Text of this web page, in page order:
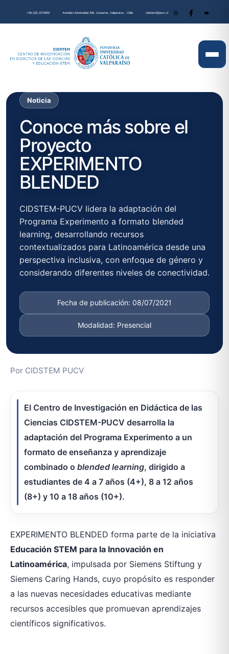
+56 (32) 2273000 Avenida Universidad 330, Curauma, Valparaíso , Chile cidstem@pucv.cl
Noticia
Conoce más sobre el
Proyecto
EXPERIMENTO
BLENDED
CIDSTEM-PUCV lidera la adaptación del
Programa Experimento a formato blended
learning, desarrollando recursos
contextualizados para Latinoamérica desde una
perspectiva inclusiva, con enfoque de género y
considerando diferentes niveles de conectividad.
Fecha de publicación: 08/07/2021
Modalidad: Presencial
Por CIDSTEM PUCV
El Centro de Investigación en Didáctica de las
Ciencias CIDSTEM-PUCV desarrolla la
adaptación del Programa Experimento a un
formato de enseñanza y aprendizaje
combinado o blended learning, dirigido a
estudiantes de 4 a 7 años (4+), 8 a 12 años
(8+) y 10 a 18 años (10+).
EXPERIMENTO BLENDED forma parte de la iniciativa
Educación STEM para la Innovación en
Latinoamérica, impulsada por Siemens Stiftung y
Siemens Caring Hands, cuyo propósito es responder
a las nuevas necesidades educativas mediante
recursos accesibles que promuevan aprendizajes
científicos significativos.